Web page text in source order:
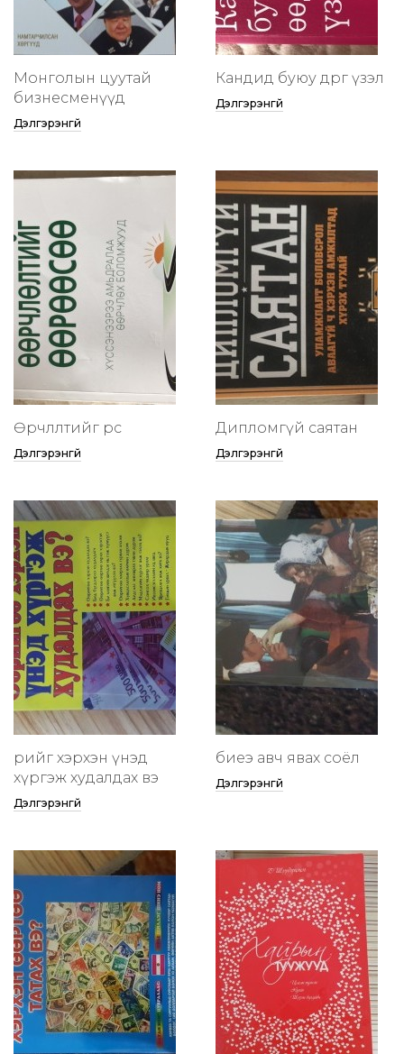
Монголын цуутай
бизнесменүүд
Дэлгэрэнгүй
Кандид буюу өөдрөг үзэл
Дэлгэрэнгүй
Өөрчлөлтийг өөрөөсөө
Дэлгэрэнгүй
Дипломгүй саятан
Дэлгэрэнгүй
өөрийгөө хэрхэн үнэд
хүргэж худалдах вэ
Дэлгэрэнгүй
биеэ авч явах соёл
Дэлгэрэнгүй